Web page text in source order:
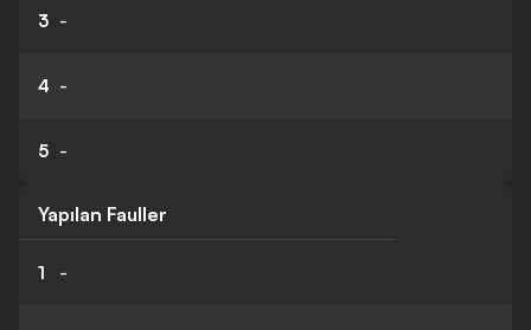
3 -
4 -
5 -
Yapılan Fauller
1 -